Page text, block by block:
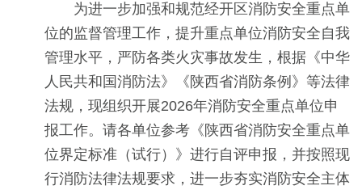
为进一步加强和规范经开区消防安全重点单
位的监督管理工作，提升重点单位消防安全自我
管理水平，严防各类火灾事故发生，根据《中华
人民共和国消防法》《陕西省消防条例》等法律
法规，现组织开展2026年消防安全重点单位申
报工作。请各单位参考《陕西省消防安全重点单
位界定标准（试行）》进行自评申报，并按照现
行消防法律法规要求，进一步夯实消防安全主体